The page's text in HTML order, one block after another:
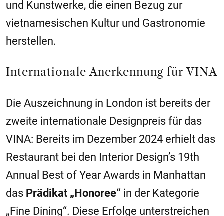
und Kunstwerke, die einen Bezug zur
vietnamesischen Kultur und Gastronomie
herstellen.
Internationale Anerkennung für VINA
Die Auszeichnung in London ist bereits der
zweite internationale Designpreis für das
VINA: Bereits im Dezember 2024 erhielt das
Restaurant bei den Interior Design’s 19th
Annual Best of Year Awards in Manhattan
das Prädikat „Honoree“ in der Kategorie
„Fine Dining“. Diese Erfolge unterstreichen